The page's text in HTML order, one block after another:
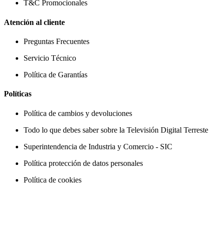
T&C Promocionales
Atención al cliente
Preguntas Frecuentes
Servicio Técnico
Política de Garantías
Políticas
Política de cambios y devoluciones
Todo lo que debes saber sobre la Televisión Digital Terreste
Superintendencia de Industria y Comercio - SIC
Política protección de datos personales
Política de cookies